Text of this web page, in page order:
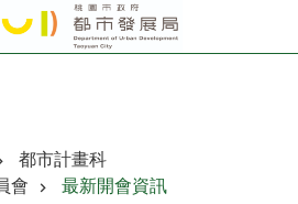
都市計畫科
會
最新開會資訊